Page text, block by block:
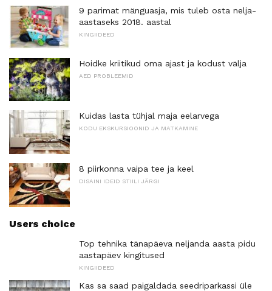
9 parimat mänguasja, mis tuleb osta nelja-
aastaseks 2018. aastal
KINGIIDEED
Hoidke kriitikud oma ajast ja kodust välja
AED PROBLEEMID
Kuidas lasta tühjal maja eelarvega
KODU EKSKURSIOONID JA MATKAMINE
8 piirkonna vaipa tee ja keel
DISAINI IDEID STIILI JÄRGI
Users choice
Top tehnika tänapäeva neljanda aasta pidu
aastapäev kingitused
KINGIIDEED
Kas sa saad paigaldada seedriparkassi üle